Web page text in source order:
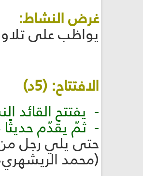
غرض النشاط:
يواظب على تلاوة
الافتتاح: (5د)
- يفتتح القائد
- ثمّ يقدّم
حتى يلي رجل
(محمد الريشهري،